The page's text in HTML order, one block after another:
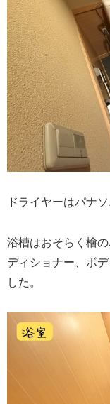
ドライヤーはパナ
浴槽はおそらく檜
ディショナー、ボ
した。